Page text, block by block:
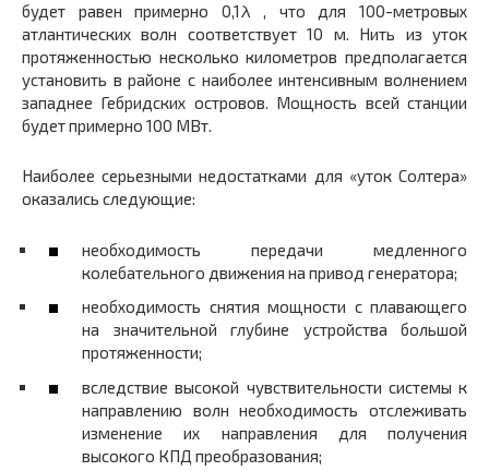
будет равен примерно 0,1λ , что для 100-метровых
атлантических волн соответствует 10 м. Нить из уток
протяженностью несколько километров предполагается
установить в районе с наиболее интенсивным волнением
западнее Гебридских островов. Мощность всей станции
будет примерно 100 МВт.
Наиболее серьезными недостатками для «уток Солтера»
оказались следующие:
необходимость передачи медленного
колебательного движения на привод генератора;
необходимость снятия мощности с плавающего
на значительной глубине устройства большой
протяженности;
вследствие высокой чувствительности системы к
направлению волн необходимость отслеживать
изменение их направления для получения
высокого КПД преобразования;